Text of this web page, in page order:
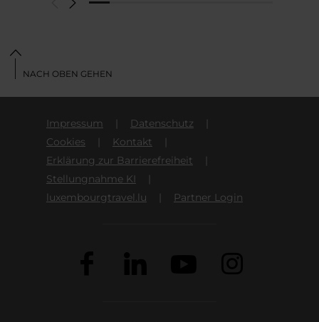
Impressum
Datenschutz
Cookies
Kontakt
Erklärung zur Barrierefreiheit
Stellungnahme KI
luxembourgtravel.lu
Partner Login
NACH OBEN GEHEN